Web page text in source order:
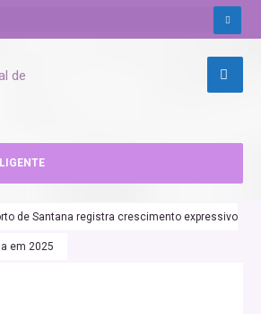
de Santana registra crescimento expressivo
em 2025